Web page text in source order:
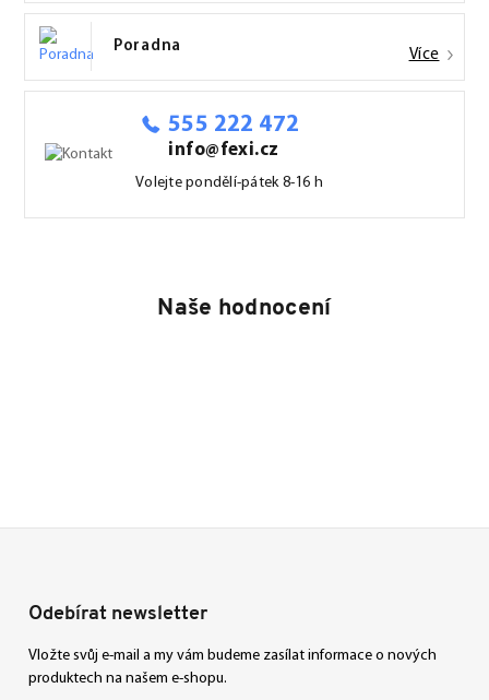
Poradna Více
555 222 472
info@fexi.cz
Volejte pondělí-pátek 8-16 h
Naše hodnocení
Odebírat newsletter
Vložte svůj e-mail a my vám budeme zasílat informace o nových
produktech na našem e-shopu.